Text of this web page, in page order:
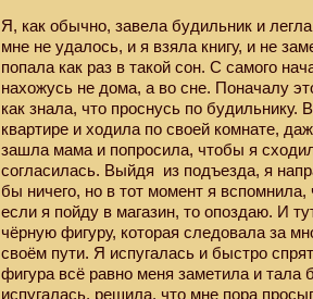
Я, как обычно, завела будильник и
мне не удалось, и я взяла книгу, и не
попала как раз в такой сон. С самого
нахожусь не дома, а во сне. Поначалу
как знала, что проснусь по будильнику.
квартире и ходила по своей комнате,
зашла мама и попросила, чтобы я
согласилась. Выйдя из подъезда, я
бы ничего, но в тот момент я
если я пойду в магазин, то опоздаю. И
чёрную фигуру, которая следовала за
своём пути. Я испугалась и быстро
фигура всё равно меня заметила и тала
испугалась, решила, что мне пора